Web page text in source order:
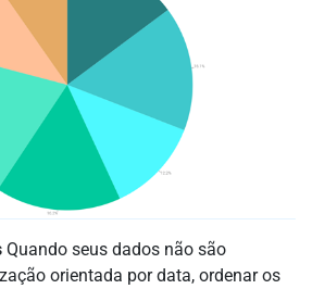
Quando seus dados não são
orientada por data, ordenar os